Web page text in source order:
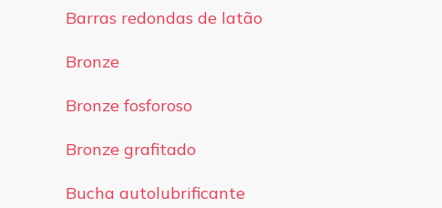
Barras redondas de latão
Bronze
Bronze fosforoso
Bronze grafitado
Bucha autolubrificante